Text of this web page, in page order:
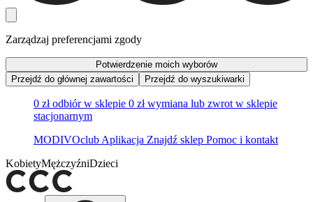
Zarządzaj preferencjami zgody
Potwierdzenie moich wyborów
Przejdź do głównej zawartości
Przejdź do wyszukiwarki
0 zł odbiór w sklepie 0 zł wymiana lub zwrot w sklepie
stacjonarnym
MODIVOclub Aplikacja Znajdź sklep Pomoc i kontakt
KobietyMężczyźniDzieci